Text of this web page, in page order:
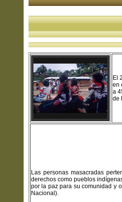
El
en
a
de
Las personas masacradas
derechos como pueblos
por la paz para su comunidad y
Nacional).